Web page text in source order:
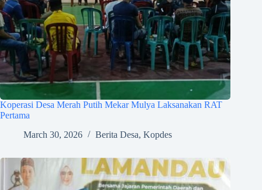
Koperasi Desa Merah Putih Mekar Mulya Laksanakan RAT
Pertama
March 30, 2026
Berita Desa, Kopdes